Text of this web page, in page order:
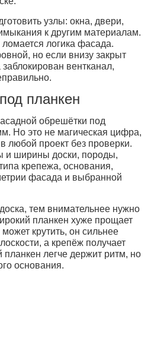
узлы: окна, двери,
к другим материалам.
логика фасада.
но если внизу закрыт
вентканал,
планкен
обрешётки под
Но это не магическая цифра,
любой проект без проверки.
и ширины доски, породы,
крепежа, основания,
фасада и выбранной
тем внимательнее нужно
планкен хуже прощает
крутить, он сильнее
а крепёж получает
планкен легче держит ритм, но
основания.